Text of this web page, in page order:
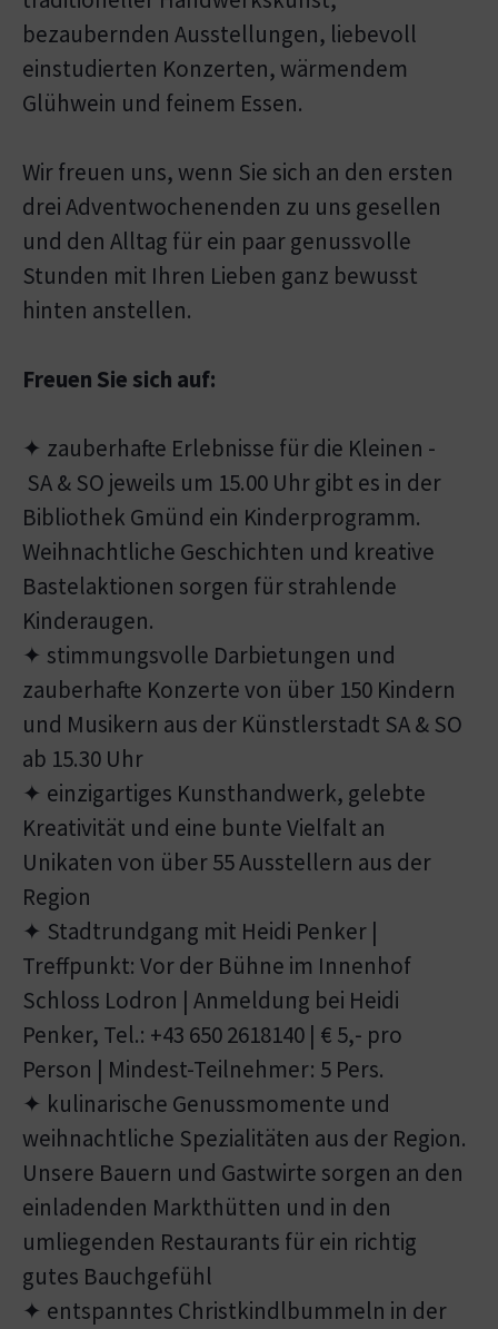
bezaubernden Ausstellungen, liebevoll
einstudierten Konzerten, wärmendem
Glühwein und feinem Essen.
Wir freuen uns, wenn Sie sich an den ersten
drei Adventwochenenden zu uns gesellen
und den Alltag für ein paar genussvolle
Stunden mit Ihren Lieben ganz bewusst
hinten anstellen.
Freuen Sie sich auf:
✦ zauberhafte Erlebnisse für die Kleinen -
SA & SO jeweils um 15.00 Uhr gibt es in der
Bibliothek Gmünd ein Kinderprogramm.
Weihnachtliche Geschichten und kreative
Bastelaktionen sorgen für strahlende
Kinderaugen.
✦ stimmungsvolle Darbietungen und
zauberhafte Konzerte von über 150 Kindern
und Musikern aus der Künstlerstadt SA & SO
ab 15.30 Uhr
✦ einzigartiges Kunsthandwerk, gelebte
Kreativität und eine bunte Vielfalt an
Unikaten von über 55 Ausstellern aus der
Region
✦ Stadtrundgang mit Heidi Penker |
Treffpunkt: Vor der Bühne im Innenhof
Schloss Lodron | Anmeldung bei Heidi
Penker, Tel.: +43 650 2618140 | € 5,- pro
Person | Mindest-Teilnehmer: 5 Pers.
✦ kulinarische Genussmomente und
weihnachtliche Spezialitäten aus der Region.
Unsere Bauern und Gastwirte sorgen an den
einladenden Markthütten und in den
umliegenden Restaurants für ein richtig
gutes Bauchgefühl
✦ entspanntes Christkindlbummeln in der